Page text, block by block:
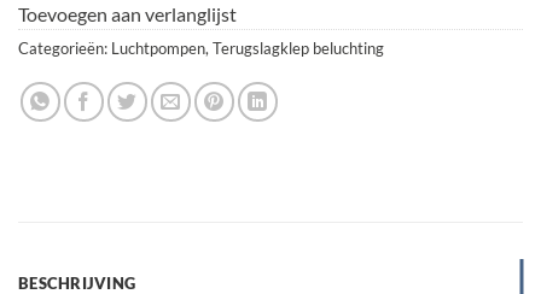
Toevoegen aan verlanglijst
Categorieën: Luchtpompen, Terugslagklep beluchting
BESCHRIJVING